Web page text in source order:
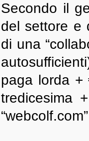
Secondo il
del settore e
di una
paga lorda +
tredicesima